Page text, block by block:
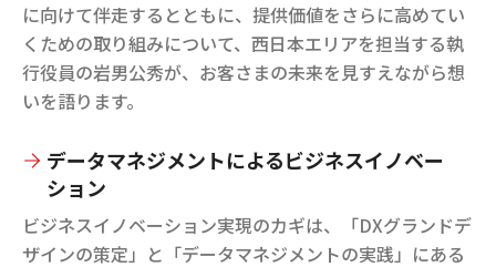
に向けて伴走するとともに、提供価値をさらに高めてい
くための取り組みについて、西日本エリアを担当する執
行役員の岩男公秀が、お客さまの未来を見すえながら想
いを語ります。
データマネジメントによるビジネスイノベー
ション
ビジネスイノベーション実現のカギは、「DXグランドデ
ザインの策定」と「データマネジメントの実践」にある